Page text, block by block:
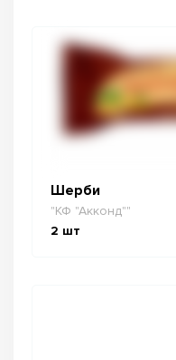
Шерби
"КФ "Акконд""
2 шт